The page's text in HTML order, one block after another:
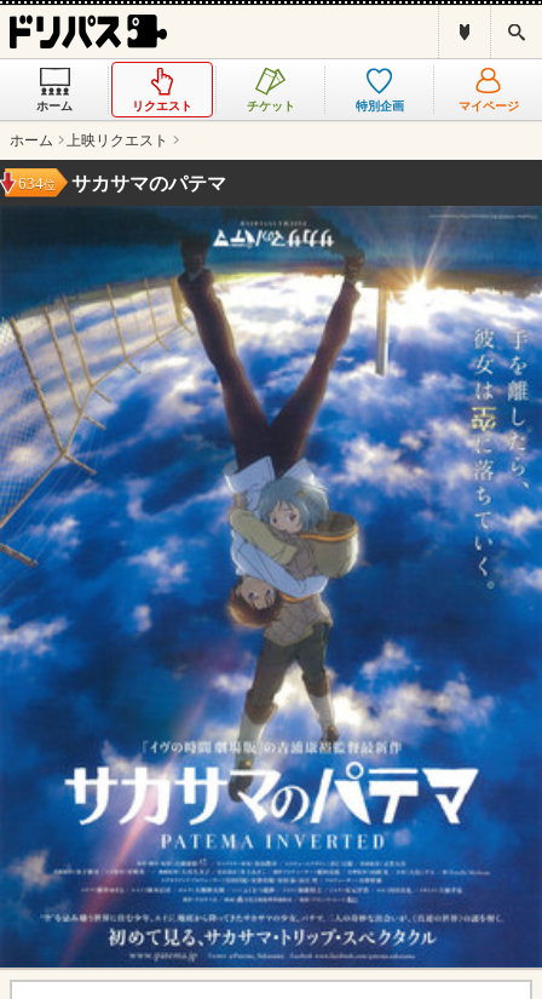
ス
ホーム リクエスト チケット 特別企画 マイページ
ホーム 上映リクエスト
サカサマのパテマ
634位